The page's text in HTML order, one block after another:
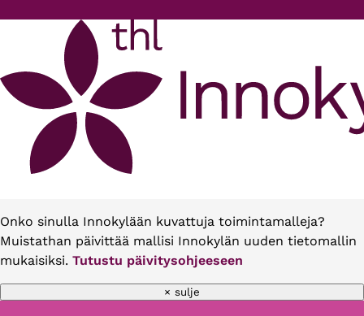
Onko sinulla Innokylään kuvattuja toimintamalleja?
Muistathan päivittää mallisi Innokylän uuden tietomallin
mukaisiksi. Tutustu päivitysohjeeseen
× sulje